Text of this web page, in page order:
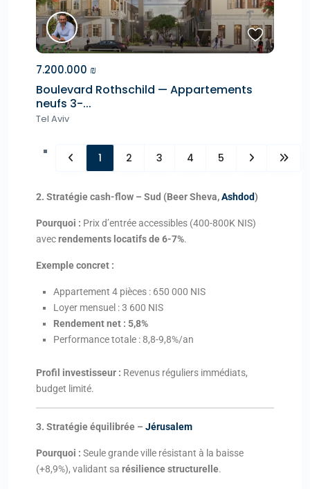
7.200.000 ₪
Boulevard Rothschild — Appartements
neufs 3-...
Tel Aviv
1 2 3 4 5
2. Stratégie cash-flow – Sud (Beer Sheva,Ashdod)
Pourquoi : Prix d’entrée accessibles (400-800K NIS)
avecrendements locatifs de 6-7%.
Exemple concret :
Appartement 4 pièces : 650 000 NIS
Loyer mensuel : 3 600 NIS
Rendement net : 5,8%
Performance totale : 8,8-9,8%/an
Profil investisseur : Revenus réguliers immédiats,
budget limité.
3. Stratégie équilibrée – Jérusalem
Pourquoi : Seule grande ville résistant à la baisse
(+8,9%), validant sa résilience structurelle.